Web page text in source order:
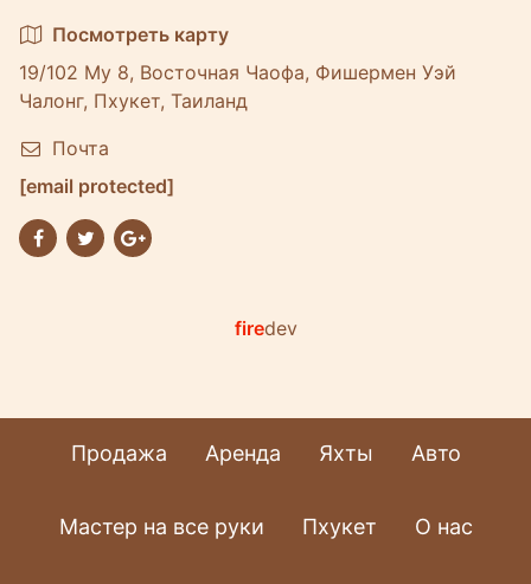
Посмотреть карту
19/102 Му 8, Восточная Чаофа, Фишермен Уэй
Чалонг, Пхукет, Таиланд
Почта
[email protected]
firedev
Продажа Аренда Яхты Авто
Мастер на все руки Пхукет О нас